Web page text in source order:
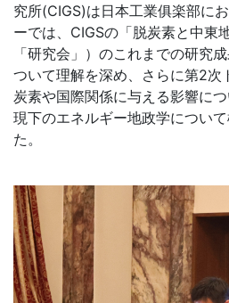
究所(CIGS)は日本工業俱楽部に
ーでは、 CIGSの「脱炭素と中東
「研究会」）のこれまでの研究
ついて理解を深め、さらに第2次
炭素や国際関係に与える影響につ
現下のエネルギー地政学につい
た。